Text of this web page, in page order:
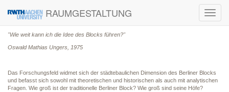
RAUMGESTALTUNG
"Wie weit kann ich die Idee des Blocks führen?"
Oswald Mathias Ungers, 1975
Das Forschungsfeld widmet sich der städtebaulichen Dimension des Berliner Blocks
und befasst sich sowohl mit theoretischen und historischen als auch mit analytischen
Fragen. Wie groß ist der traditionelle Berliner Block? Wie groß sind seine Höfe?